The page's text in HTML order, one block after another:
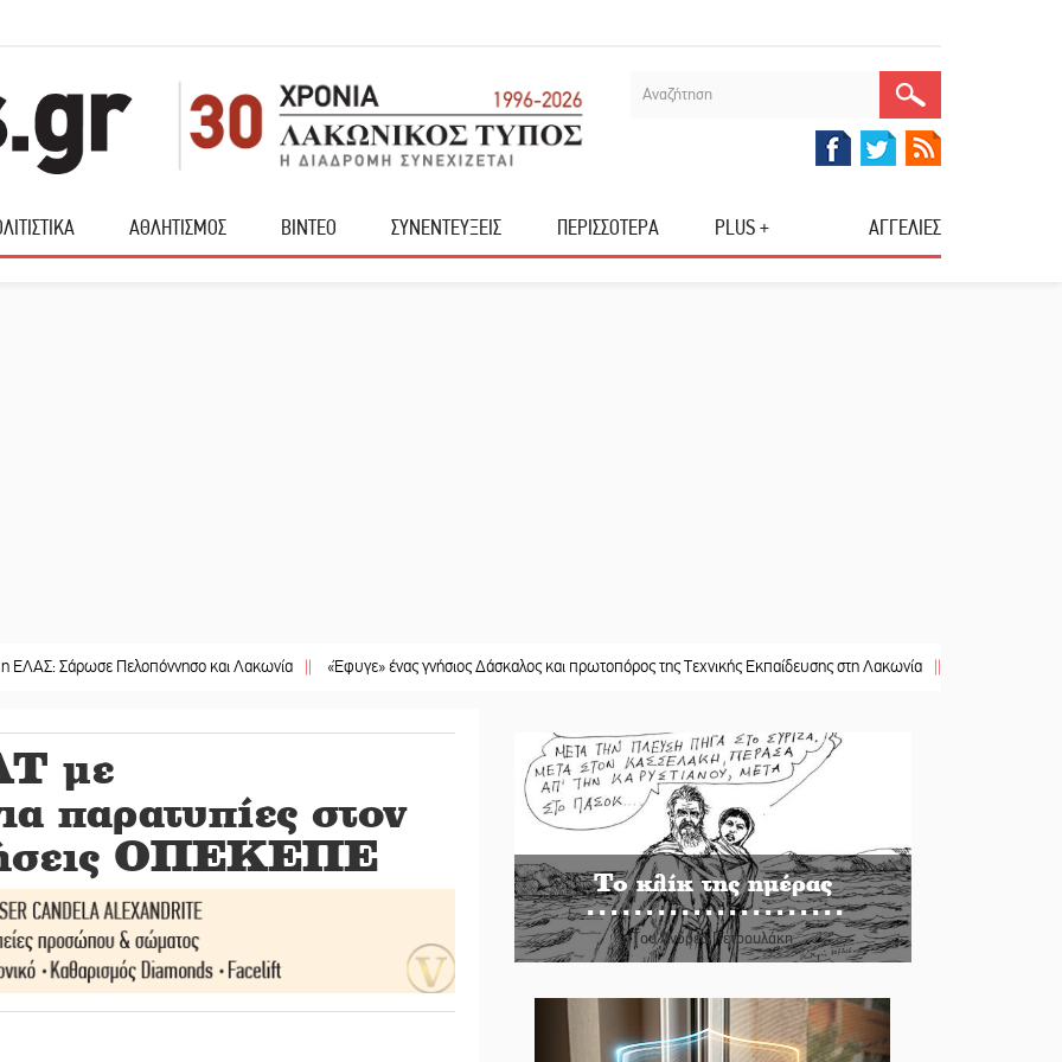
ΑΘΛΗΤΙΣΜΟΣ ΒΙΝΤΕΟ ΣΥΝΕΝΤΕΥΞΕΙΣ ΠΕΡΙΣΣΟΤΕΡΑ PLUS + ΑΓΓΕΛΙΕΣ
Πελοπόννησο και Λακωνία || «Έφυγε» ένας γνήσιος Δάσκαλος και πρωτοπόρος της Τεχνικής Εκπαίδευσης στη Λακωνία || «Κλειστά» ανοιχτά
με
παρατυπίες στον
ΟΠΕΚΕΠΕ
Το κλίκ της ημέρας
Του Ανδρέα Πετρουλάκη